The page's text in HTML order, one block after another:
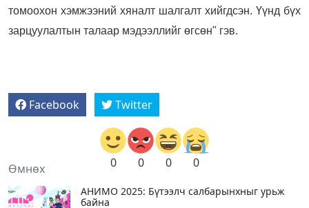
томоохон хэмжээний хяналт шалгалт хийгдсэн. Үүнд бүх
зарцуулалтын талаар мэдээллийг өгсөн" гэв.
Facebook Twitter
0 0 0 0
Өмнөх
АНИМО 2025: Бүтээлч салбарынхныг урьж
байна